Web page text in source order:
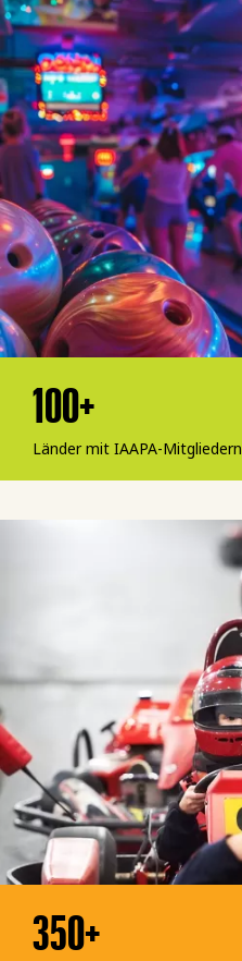
100+
Länder mit IAAPA-Mitgliedern
350+